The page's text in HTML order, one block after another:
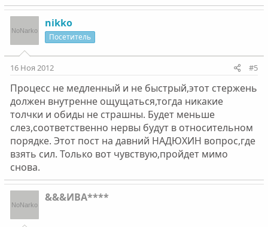
nikko
Посетитель
16 Ноя 2012 #5
Процесс не медленный и не быстрый,этот стержень
должен внутренне ощущаться,тогда никакие
толчки и обиды не страшны. Будет меньше
слез,соответственно нервы будут в относительном
порядке. Этот пост на давний НАДЮХИН вопрос,где
взять сил. Только вот чувствую,пройдет мимо
снова.
&&&ИВА****